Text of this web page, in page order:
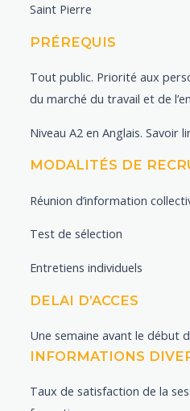
Saint Pierre
PRÉREQUIS
Tout public. Priorité aux
du marché du travail et de
Niveau A2 en Anglais. Savoir
MODALITÉS DE
Réunion d’information
Test de sélection
Entretiens individuels
DELAI D’ACCES
Une semaine avant le début
INFORMATIONS
Taux de satisfaction de la